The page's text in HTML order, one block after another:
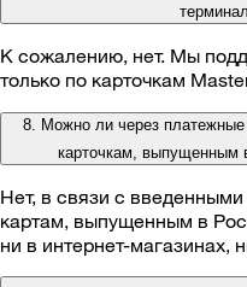
К сожалению, нет. Мы
только по карточкам
8. Можно ли через
карточкам, выпущенным
Нет, в связи с
картам, выпущенным в
ни в интернет-магазинах,